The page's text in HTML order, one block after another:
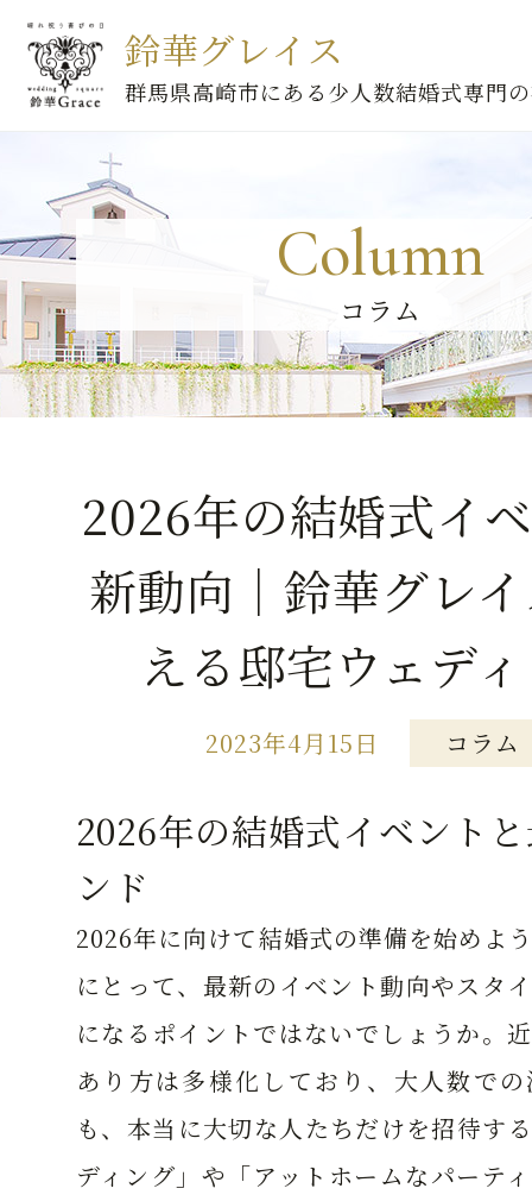
鈴華グレイス
群馬県高崎市にある少人数結婚式専門
Column
コラム
2026年の結婚式イ
新動向｜鈴華グレ
える邸宅ウェデ
2023年4月15日 コラム
2026年の結婚式イベント
ンド
2026年に向けて結婚式の準備を始めよ
にとって、最新のイベント動向やスタ
になるポイントではないでしょうか。
あり方は多様化しており、大人数で
も、本当に大切な人たちだけを招待す
ディング」や「アットホームなパーテ